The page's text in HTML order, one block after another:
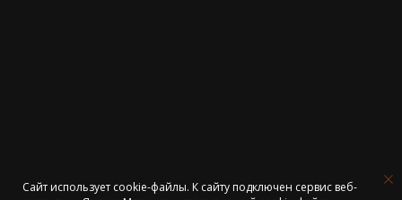
Сайт использует cookie-файлы. К cайту подключен сервис веб-